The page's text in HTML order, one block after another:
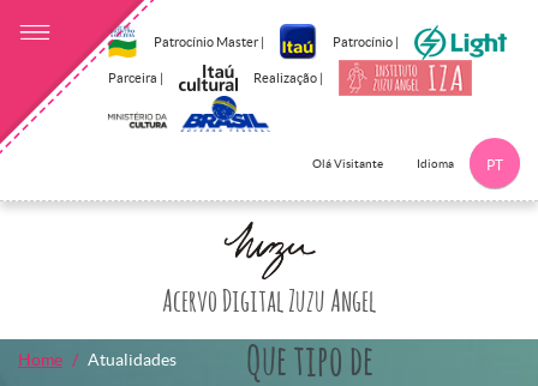
Patrocínio Master | Patrocínio |
Parceira | Realização |
Olá Visitante Idioma PT
Acervo Digital Zuzu Angel
Que tipo de
Home Atualidades